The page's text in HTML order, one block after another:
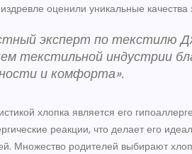
оценили уникальные качества
эксперт по текстилю
текстильной индустрии
и комфорта».
хлопка является его
реакции, что делает его
Множество родителей выбирают